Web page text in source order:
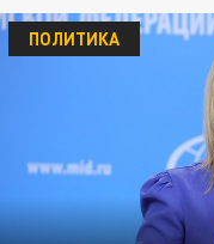
ПОЛИТИКА